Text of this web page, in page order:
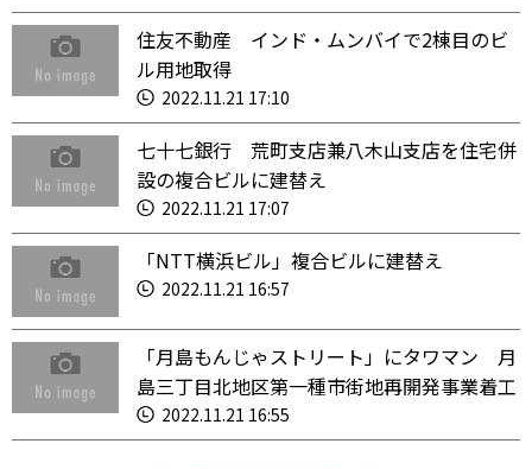
住友不動産 インド・ムンバイで2棟目のビ
ル用地取得
2022.11.21 17:10
七十七銀行 荒町支店兼八木山支店を住宅併
設の複合ビルに建替え
2022.11.21 17:07
「NTT横浜ビル」複合ビルに建替え
2022.11.21 16:57
「月島もんじゃストリート」にタワマン 月
島三丁目北地区第一種市街地再開発事業着工
2022.11.21 16:55